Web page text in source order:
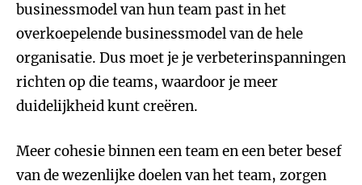
businessmodel van hun team past in het
overkoepelende businessmodel van de hele
organisatie. Dus moet je je verbeterinspanningen
richten op die teams, waardoor je meer
duidelijkheid kunt creëren.
Meer cohesie binnen een team en een beter besef
van de wezenlijke doelen van het team, zorgen